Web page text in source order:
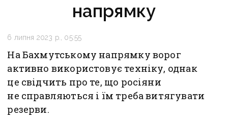
напрямку
6 липня 2023 р., 05:55
На Бахмутському напрямку ворог
активно використовує техніку, однак
це свідчить про те, що росіяни
не справляються і їм треба витягувати
резерви.